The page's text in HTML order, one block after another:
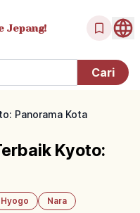
Jepang!
Panorama Kota
Kyoto:
Hyogo
Nara